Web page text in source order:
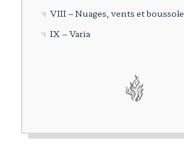
VIII – Nuages, vents et boussole
IX – Varia